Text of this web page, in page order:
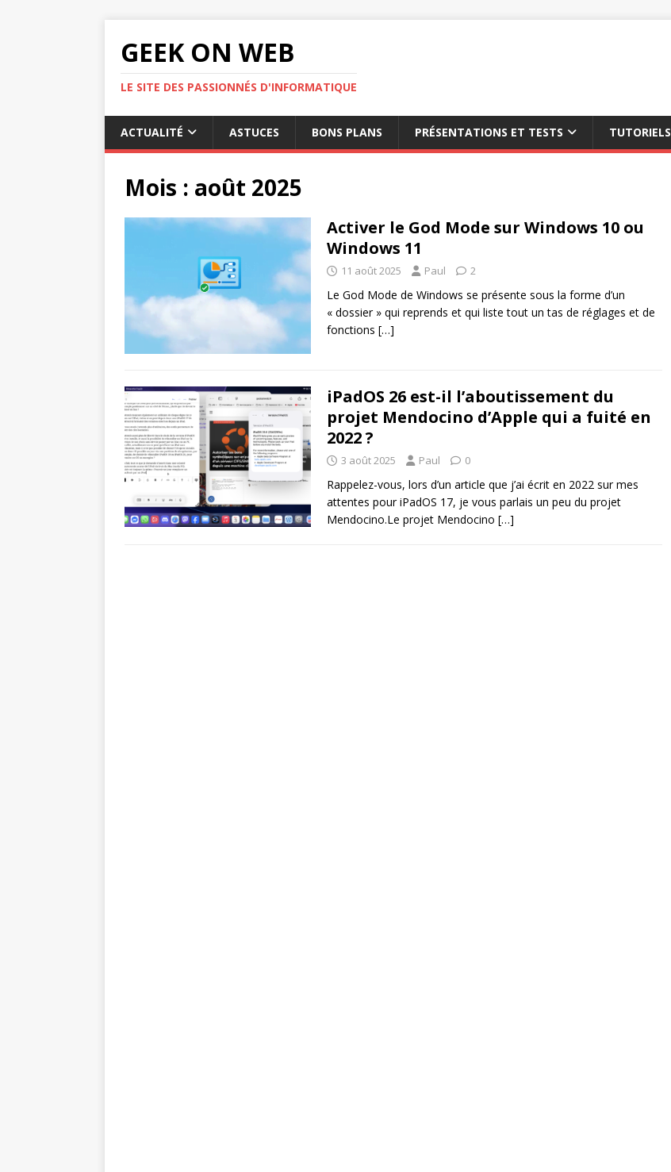
GEEK ON WEB
LE SITE DES PASSIONNÉS D'INFORMATIQUE
ACTUALITÉ ASTUCES BONS PLANS PRÉSENTATIONS ET TESTS TUTORIELS
Mois : août 2025
Activer le God Mode sur Windows 10 ou
Windows 11
11 août 2025 Paul 2
Le God Mode de Windows se présente sous la forme d’un
« dossier » qui reprends et qui liste tout un tas de réglages et de
fonctions […]
iPadOS 26 est-il l’aboutissement du
projet Mendocino d’Apple qui a fuité en
2022 ?
3 août 2025 Paul 0
Rappelez-vous, lors d’un article que j’ai écrit en 2022 sur mes
attentes pour iPadOS 17, je vous parlais un peu du projet
Mendocino.Le projet Mendocino […]